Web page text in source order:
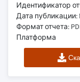
Идентификатор
Дата публикации:
Формат отчета:
Платформа